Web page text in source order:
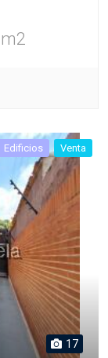
Edificios Venta
17